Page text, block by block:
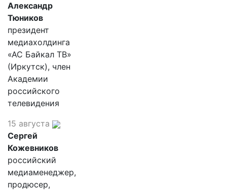
Александр
Тюников
президент
медиахолдинга
«АС Байкал ТВ»
(Иркутск), член
Академии
российского
телевидения
15 августа
Сергей
Кожевников
российский
медиаменеджер,
продюсер,